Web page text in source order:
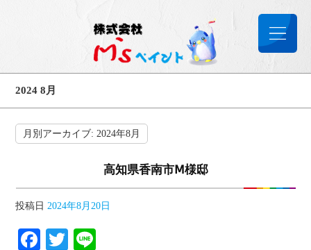
2024 8月
月別アーカイブ:2024年8月
高知県香南市Ⅿ様邸
投稿日 2024年8月20日
Facebook
Twitter